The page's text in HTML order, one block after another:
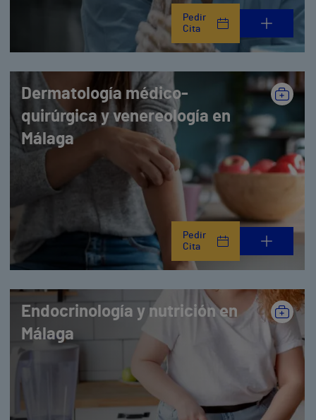
Pedir
Cita
Dermatología médico-
quirúrgica y venereología en
Málaga
Pedir
Cita
Endocrinología y nutrición en
Málaga